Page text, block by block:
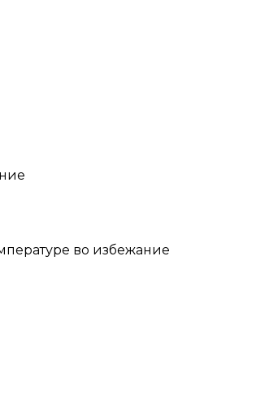
во избежание